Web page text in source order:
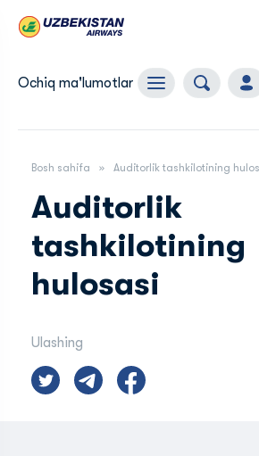
Ochiq ma'lumotlar
Bosh sahifa Auditorlik tashkilotining
Auditorlik
tashkilotining
hulosasi
Ulashing